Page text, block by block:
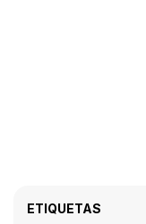
ETIQUETAS